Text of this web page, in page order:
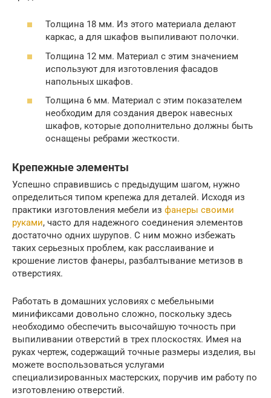
Толщина 18 мм. Из этого материала делают
каркас, а для шкафов выпиливают полочки.
Толщина 12 мм. Материал с этим значением
используют для изготовления фасадов
напольных шкафов.
Толщина 6 мм. Материал с этим показателем
необходим для создания дверок навесных
шкафов, которые дополнительно должны быть
оснащены ребрами жесткости.
Крепежные элементы
Успешно справившись с предыдущим шагом, нужно
определиться типом крепежа для деталей. Исходя из
практики изготовления мебели из фанеры своими
руками, часто для надежного соединения элементов
достаточно одних шурупов. С ним можно избежать
таких серьезных проблем, как расслаивание и
крошение листов фанеры, разбалтывание метизов в
отверстиях.
Работать в домашних условиях с мебельными
минификсами довольно сложно, поскольку здесь
необходимо обеспечить высочайшую точность при
выпиливании отверстий в трех плоскостях. Имея на
руках чертеж, содержащий точные размеры изделия, вы
можете воспользоваться услугами
специализированных мастерских, поручив им работу по
изготовлению отверстий.